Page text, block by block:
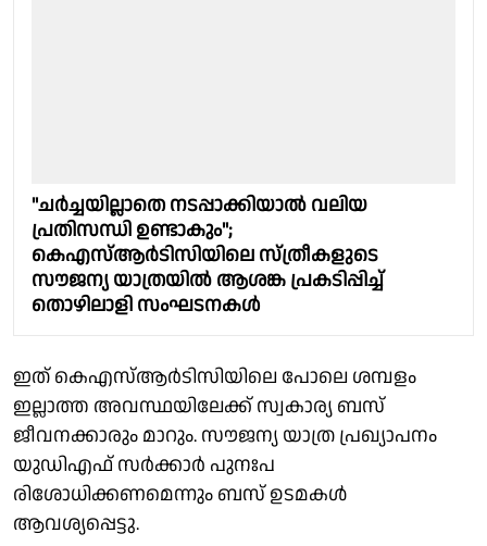
"ചർച്ചയില്ലാതെ നടപ്പാക്കിയാൽ വലിയ
പ്രതിസന്ധി ഉണ്ടാകും";
കെഎസ്ആർടിസിയിലെ സ്ത്രീകളുടെ
സൗജന്യ യാത്രയിൽ ആശങ്ക പ്രകടിപ്പിച്ച്
തൊഴിലാളി സംഘടനകൾ
ഇത് കെഎസ്ആർടിസിയിലെ പോലെ ശമ്പളം
ഇല്ലാത്ത അവസ്ഥയിലേക്ക് സ്വകാര്യ ബസ്
ജീവനക്കാരും മാറും. സൗജന്യ യാത്ര പ്രഖ്യാപനം
യുഡിഎഫ് സർക്കാർ പുനഃപ
രിശോധിക്കണമെന്നും ബസ് ഉടമകൾ
ആവശ്യപ്പെട്ടു.